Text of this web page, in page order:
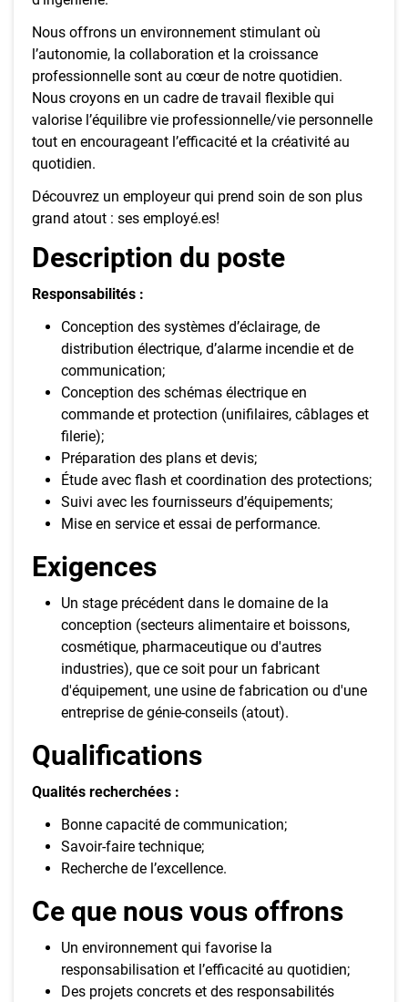
Nous offrons un environnement stimulant où
l’autonomie, la collaboration et la croissance
professionnelle sont au cœur de notre quotidien.
Nous croyons en un cadre de travail flexible qui
valorise l’équilibre vie professionnelle/vie personnelle
tout en encourageant l’efficacité et la créativité au
quotidien.
Découvrez un employeur qui prend soin de son plus
grand atout : ses employé.es!
Description du poste
Responsabilités :
Conception des systèmes d’éclairage, de
distribution électrique, d’alarme incendie et de
communication;
Conception des schémas électrique en
commande et protection (unifilaires, câblages et
filerie);
Préparation des plans et devis;
Étude avec flash et coordination des protections;
Suivi avec les fournisseurs d’équipements;
Mise en service et essai de performance.
Exigences
Un stage précédent dans le domaine de la
conception (secteurs alimentaire et boissons,
cosmétique, pharmaceutique ou d'autres
industries), que ce soit pour un fabricant
d'équipement, une usine de fabrication ou d'une
entreprise de génie-conseils (atout).
Qualifications
Qualités recherchées :
Bonne capacité de communication;
Savoir-faire technique;
Recherche de l’excellence.
Ce que nous vous offrons
Un environnement qui favorise la
responsabilisation et l’efficacité au quotidien;
Des projets concrets et des responsabilités